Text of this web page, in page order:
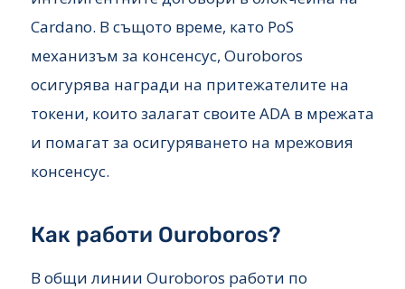
Cardano. В същото време, като PoS
механизъм за консенсус, Ouroboros
осигурява награди на притежателите на
токени, които залагат своите ADA в мрежата
и помагат за осигуряването на мрежовия
консенсус.
Как работи Ouroboros?
В общи линии Ouroboros работи по